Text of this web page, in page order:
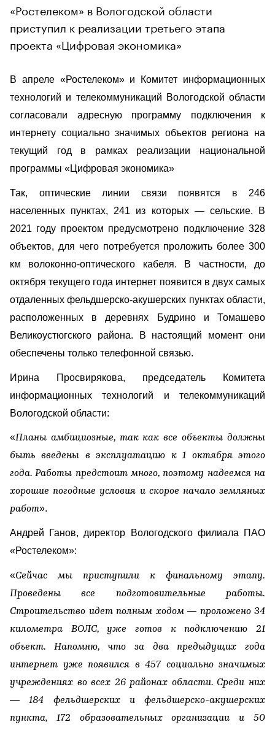
«Ростелеком» в Вологодской области
приступил к реализации третьего этапа
проекта «Цифровая экономика»
В апреле «Ростелеком» и Комитет информационных
технологий и телекоммуникаций Вологодской области
согласовали адресную программу подключения к
интернету социально значимых объектов региона на
текущий год в рамках реализации национальной
программы «Цифровая экономика»
Так, оптические линии связи появятся в 246
населенных пунктах, 241 из которых — сельские. В
2021 году проектом предусмотрено подключение 328
объектов, для чего потребуется проложить более 300
км волоконно-оптического кабеля. В частности, до
октября текущего года интернет появится в двух самых
отдаленных фельдшерско-акушерских пунктах области,
расположенных в деревнях Будрино и Томашево
Великоустюгского района. В настоящий момент они
обеспечены только телефонной связью.
Ирина Просвирякова, председатель Комитета
информационных технологий и телекоммуникаций
Вологодской области:
«Планы амбициозные, так как все объекты должны
быть введены в эксплуатацию к 1 октября этого
года. Работы предстоит много, поэтому надеемся на
хорошие погодные условия и скорое начало земляных
работ».
Андрей Ганов, директор Вологодского филиала ПАО
«Ростелеком»:
«Сейчас мы приступили к финальному этапу.
Проведены все подготовительные работы.
Строительство идет полным ходом— проложено 34
километра ВОЛС, уже готов к подключению 21
объект. Напомню, что за два предыдущих года
интернет уже появился в 457 социально значимых
учреждениях во всех 26 районах области. Среди них
— 184 фельдшерских и фельдшерско-акушерских
пункта, 172 образовательных организации и 50